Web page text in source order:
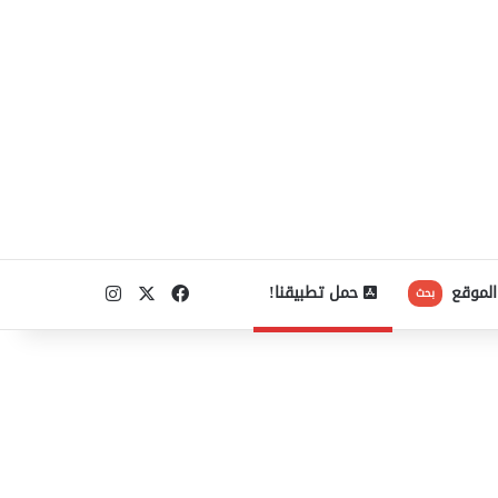
بحث حمل تطبيقنا! فيسبوكانستقرام